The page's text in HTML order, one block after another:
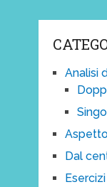
Analisi
Dal
Esercizi